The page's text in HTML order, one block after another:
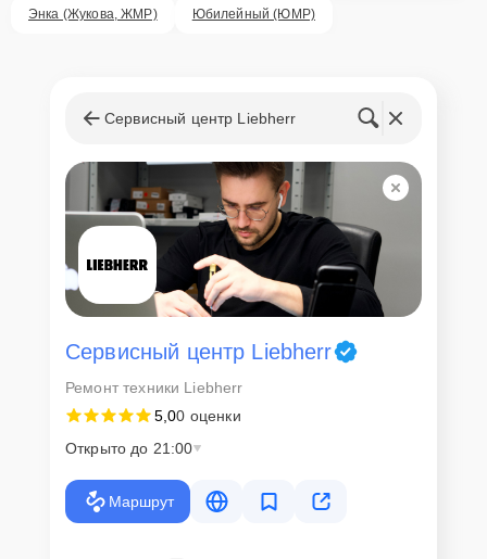
ответственность за сохранность техники и безопасность личных
горячей линии: +7 (861) 212-35-79. Наши специалисты оперативно
проконсультируют по всем необходимым вопросам, запишут на
диагностику, подскажут с вариантами курьерской доставки или
оформят выезд мастера в удобное время и место.
Энка (Жукова, ЖМР) Юбилейный (ЮМР)
Сервисный центр Liebherr
Сервисный центр Liebherr
Ремонт техники Liebherr
5,00 оценки
Открыто до 21:00
Маршрут